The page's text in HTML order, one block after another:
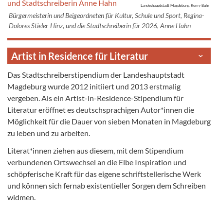
Landeshauptstadt Magdeburg, Romy Buhr
Bürgermeisterin und Beigeordneten für Kultur, Schule und Sport, Regina-
Dolores Stieler-Hinz, und die Stadtschreiberin für 2026, Anne Hahn
Artist in Residence für Literatur
Das Stadtschreiberstipendium der Landeshauptstadt
Magdeburg wurde 2012 initiiert und 2013 erstmalig
vergeben. Als ein Artist-in-Residence-Stipendium für
Literatur eröffnet es deutschsprachigen Autor*innen die
Möglichkeit für die Dauer von sieben Monaten in Magdeburg
zu leben und zu arbeiten.
Literat*innen ziehen aus diesem, mit dem Stipendium
verbundenen Ortswechsel an die Elbe Inspiration und
schöpfe­ri­sche Kraft für das eigene schriftstellerische Werk
und können sich fernab existentieller Sorgen dem Schreiben
widmen.